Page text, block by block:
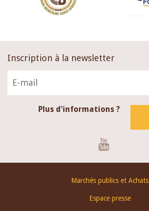
Inscription à la newsletter
Plus d'informations ?
Marchés publics et Achats
Espace presse